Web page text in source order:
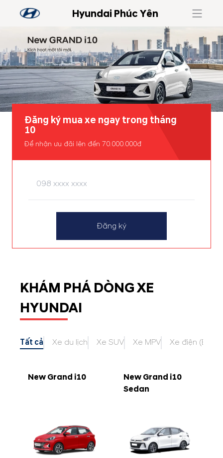
Hyundai Phúc Yên
Đăng ký mua xe ngay trong tháng
10
Để nhận ưu đãi lên đến 70.000.000đ
Đăng ký
KHÁM PHÁ DÒNG XE
HYUNDAI
Tất cả Xe du lịch Xe SUV Xe MPV Xe điện (EV)
New Grand i10
New Grand i10
Sedan